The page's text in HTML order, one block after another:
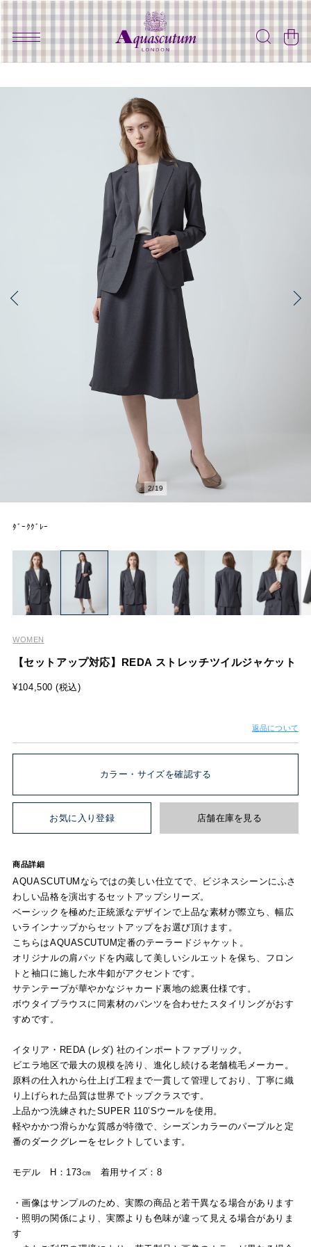
2/19
ﾀﾞｰｸｸﾞﾚｰ
WOMEN
【セットアップ対応】REDA ストレッチツイルジャケット
¥104,500 (税込)
返品について
カラー・サイズを確認する
お気に入り登録 店舗在庫を見る
商品詳細
AQUASCUTUMならではの美しい仕立てで、ビジネスシーンにふさ
わしい品格を演出するセットアップシリーズ。
ベーシックを極めた正統派なデザインで上品な素材が際立ち、幅広
いラインナップからセットアップをお選び頂けます。
こちらはAQUASCUTUM定番のテーラードジャケット。
オリジナルの肩パッドを内蔵して美しいシルエットを保ち、フロン
トと袖口に施した水牛釦がアクセントです。
サテンテープが華やかなジャカード裏地の総裏仕様です。
ボウタイブラウスに同素材のパンツを合わせたスタイリングがおす
すめです。
イタリア・REDA (レダ) 社のインポートファブリック。
ビエラ地区で最大の規模を誇り、進化し続ける老舗梳毛メーカー。
原料の仕入れから仕上げ工程まで一貫して管理しており、丁寧に織
り上げられた品質は世界でトップクラスです。
上品かつ洗練されたSUPER 110’Sウールを使用。
軽やかかつ滑らかな質感が特徴で、シーズンカラーのパープルと定
番のダークグレーをセレクトしています。
モデル H：173㎝ 着用サイズ：8
・画像はサンプルのため、実際の商品と若干異なる場合があります
・照明の関係により、実際よりも色味が違って見える場合がありま
す